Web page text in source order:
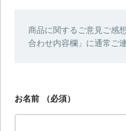
商品に関するご意見ご感
合わせ内容欄」に通常ご
お名前 （必須）